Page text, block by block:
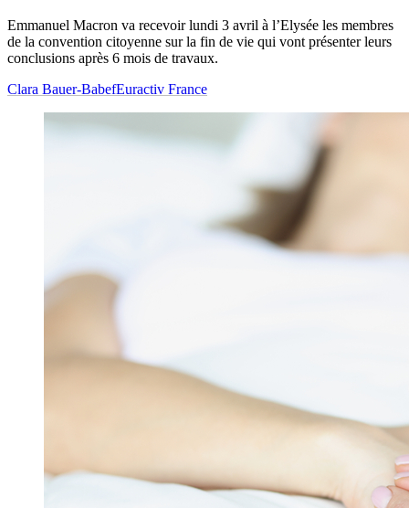
Emmanuel Macron va recevoir lundi 3 avril à l’Elysée les membres
de la convention citoyenne sur la fin de vie qui vont présenter leurs
conclusions après 6 mois de travaux.
Clara Bauer-BabefEuractiv France